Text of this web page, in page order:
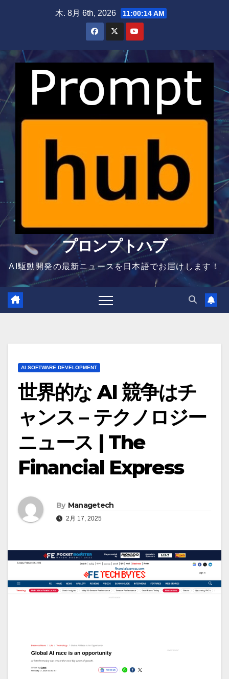
木. 8月 6th, 2026 11:00:15 AM
プロンプトハブ
AI駆動開発の最新ニュースを日本語でお届けします！
AI SOFTWARE DEVELOPMENT
世界的な AI 競争はチ
ャンス – テクノロジー
ニュース | The
Financial Express
By Managetech
2月 17, 2025